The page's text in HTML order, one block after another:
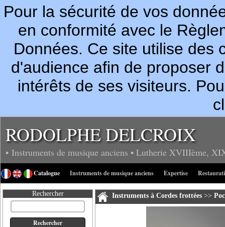
Pour la sécurité de vos
en conformité avec le
Données. Ce site utilise des
d'audience afin de proposer
intérêts de ses visiteurs.
RODOLPHE DELCROIX
• Instruments de musique anciens • Lutherie XVIIIème,
Catalogue Instruments de musique anciens Expertise
Rechercher Instruments à Cordes frottées>>